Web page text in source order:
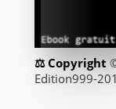
Edition999-